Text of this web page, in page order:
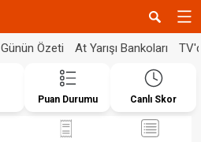
Günün Özeti At Yarışı Bankoları
Puan Durumu Canlı Skor